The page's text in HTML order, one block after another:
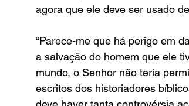
agora que ele deve ser usado
“Parece-me que há perigo em
a salvação do homem que ele
mundo, o Senhor não teria
escritos dos historiadores